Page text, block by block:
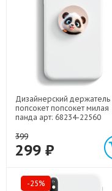
Дизайнерский держатель
попсокет попсокет милая
панда арт: 68234-22560
399
299 ₽
-25%